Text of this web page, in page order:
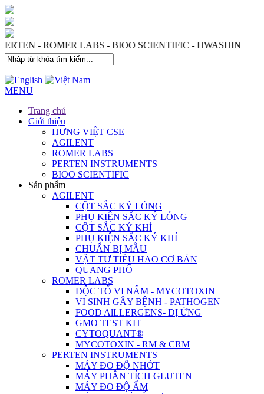
- ROMER LABS - BIOO SCIENTIFIC - HWASHIN
MENU
Trang chủ
Giới thiệu
HƯNG VIỆT CSE
AGILENT
ROMER LABS
PERTEN INSTRUMENTS
BIOO SCIENTIFIC
Sản phẩm
AGILENT
CỘT SẮC KÝ LỎNG
PHỤ KIỆN SẮC KÝ LỎNG
CỘT SẮC KÝ KHÍ
PHỤ KIỆN SẮC KÝ KHÍ
CHUẨN BỊ MẪU
VẬT TƯ TIÊU HAO CƠ BẢN
QUANG PHỔ
ROMER LABS
ĐỘC TỐ VI NẤM - MYCOTOXIN
VI SINH GÂY BỆNH - PATHOGEN
FOOD AlLLERGENS- DỊ ỨNG
GMO TEST KIT
CYTOQUANT®
MYCOTOXIN - RM & CRM
PERTEN INSTRUMENTS
MÁY ĐO ĐỘ NHỚT
MÁY PHÂN TÍCH GLUTEN
MÁY ĐO ĐỘ ẨM